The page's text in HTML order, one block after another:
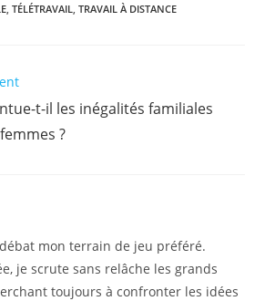
TÉLÉTRAVAIL TRAVAIL À DISTANCE
t-il les inégalités familiales
?
mon terrain de jeu préféré.
je scrute sans relâche les grands
toujours à confronter les idées